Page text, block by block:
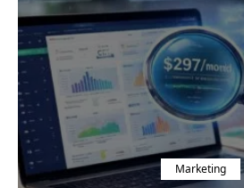
Marketing